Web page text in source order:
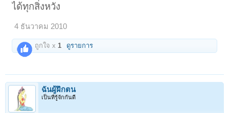
ได้ทุกสิ่งหวัง
4 ธันวาคม 2010
ถูกใจ x1 ดูรายการ
ฉันผู้ฝึกตน
เป็นที่รู้จักกันดี